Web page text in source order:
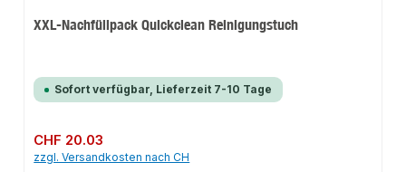
XXL-Nachfüllpack Quickclean Reinigungstuch
Sofort verfügbar, Lieferzeit 7-10 Tage
Regulärer Preis:
CHF 20.03
zzgl. Versandkosten nach CH